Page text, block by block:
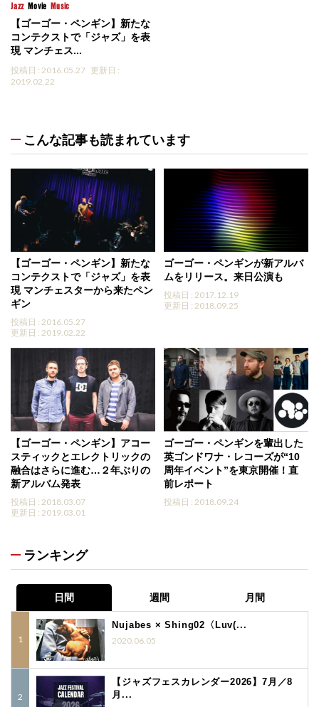
Jazz Movie Music
【ゴーゴー・ペンギン】新たな
コンテクストで「ジャズ」を表
現 マンチェス...
投稿日 : 2016.05.27 更新日 :
2019.02.22
こんな記事も読まれています
【ゴーゴー・ペンギン】新たな
コンテクストで「ジャズ」を表
現 マンチェスターから来たペン
ギン
投稿日 : 2016.05.27
更新日 : 2019.02.22
ゴーゴー・ペンギンが新アルバ
ムをリリース。来日公演も
投稿日 : 2017.12.19
更新日 : 2018.09.25
【ゴーゴー・ペンギン】アコー
スティックとエレクトリックの
融合はさらに進む…２年ぶりの
新アルバム発表
投稿日 : 2018.03.07
更新日 : 2019.03.01
ゴーゴー・ペンギンを輩出した
英ゴンドワナ・レコーズが“10
周年イベント”を東京開催！直
前レポート
投稿日 : 2018.09.24
ランキング
日間 週間 月間
Nujabes × Shing02〈Luv(...
2020.06.05
【ジャズフェスカレンダー2026】7月／8
月...